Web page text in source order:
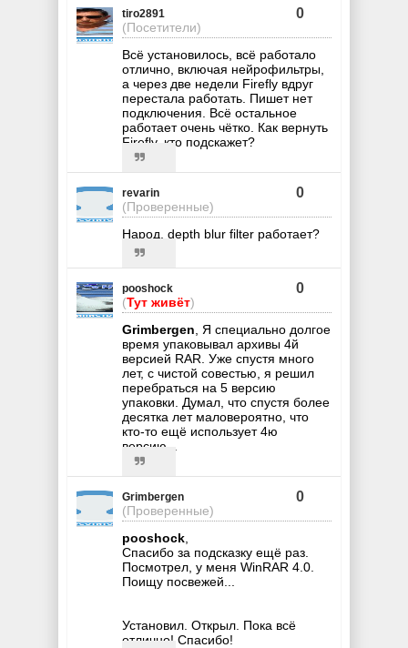
tiro2891
(Посетители)
0
Всё установилось, всё работало
отлично, включая нейрофильтры,
а через две недели Firefly вдруг
перестала работать. Пишет нет
подключения. Всё остальное
работает очень чётко. Как вернуть
Firefly, кто подскажет?
revarin
(Проверенные)
0
Народ, depth blur filter работает?
pooshock
(Тут живёт)
0
Grimbergen , Я специально долгое
время упаковывал архивы 4й
версией RAR. Уже спустя много
лет, с чистой совестью, я решил
перебраться на 5 версию
упаковки. Думал, что спустя более
десятка лет маловероятно, что
кто-то ещё использует 4ю
версию...
Grimbergen
(Проверенные)
0
pooshock
Спасибо за подсказку ещё раз.
Посмотрел, у меня WinRAR 4.0.
Поищу посвежей...
Установил. Открыл. Пока всё
отлично! Спасибо!